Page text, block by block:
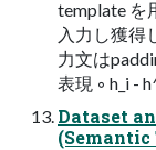
template を
入力し獲得
力文は
表現 ◦ h_i -
Dataset